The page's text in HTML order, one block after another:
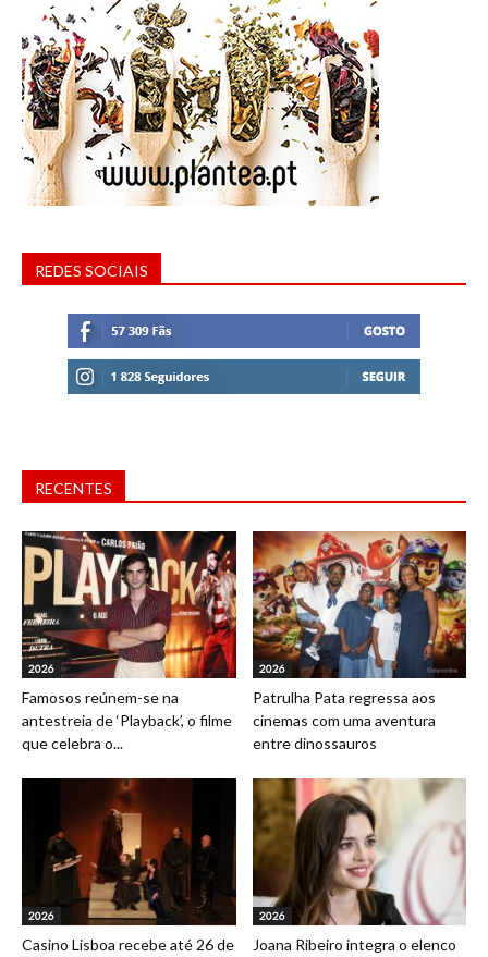
REDES SOCIAIS
RECENTES
2026
Famosos reúnem-se na
antestreia de ‘Playback’, o filme
que celebra o...
2026
Patrulha Pata regressa aos
cinemas com uma aventura
entre dinossauros
2026
Casino Lisboa recebe até 26 de
2026
Joana Ribeiro integra o elenco